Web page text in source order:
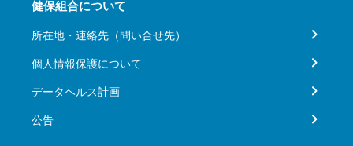
健保組合について
所在地・連絡先（問い合せ先）
個人情報保護について
データヘルス計画
公告